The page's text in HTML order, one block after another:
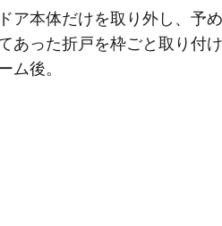
ア本体だけを取り外し、予
あった折戸を枠ごと取り付
ム後。